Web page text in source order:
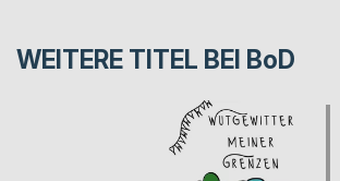
WEITERE TITEL BEI BoD